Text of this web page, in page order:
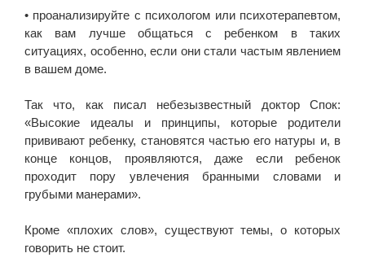
• проанализируйте с психологом или психотерапевтом,
как вам лучше общаться с ребенком в таких
ситуациях, особенно, если они стали частым явлением
в вашем доме.
Так что, как писал небезызвестный доктор Спок:
«Высокие идеалы и принципы, которые родители
прививают ребенку, становятся частью его натуры и, в
конце концов, проявляются, даже если ребенок
проходит пору увлечения бранными словами и
грубыми манерами».
Кроме «плохих слов», существуют темы, о которых
говорить не стоит.